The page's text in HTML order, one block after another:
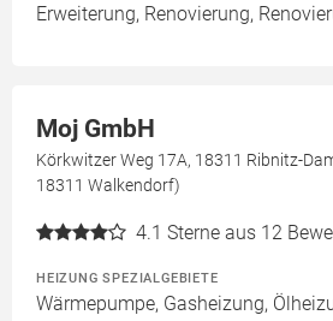
Erweiterung, Renovierung,
Moj GmbH
Körkwitzer Weg 17A, 18311 Ribnitz-
18311 Walkendorf)
4.1 Sterne aus 12
HEIZUNG SPEZIALGEBIETE
Wärmepumpe, Gasheizung,